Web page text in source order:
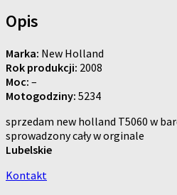
Opis
Marka: New Holland
Rok produkcji: 2008
Moc: –
Motogodziny: 5234
sprzedam new holland T5060 w
sprowadzony cały w orginale
Lubelskie
Kontakt